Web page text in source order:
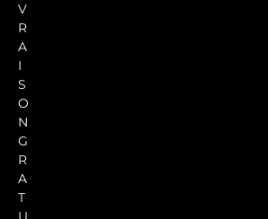
V
R
A
I
S
O
N
G
R
A
T